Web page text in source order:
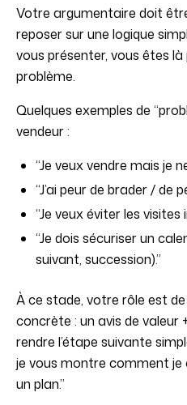
Votre argumentaire doit
reposer sur une logique
vous présenter, vous êtes
problème.
Quelques exemples de
vendeur :
“Je veux vendre mais je
“J’ai peur de brader / de
“Je veux éviter les visites
“Je dois sécuriser un
suivant, succession).”
À ce stade, votre rôle est
concrète : un avis de valeur
rendre l’étape suivante
je vous montre comment je
un plan.”